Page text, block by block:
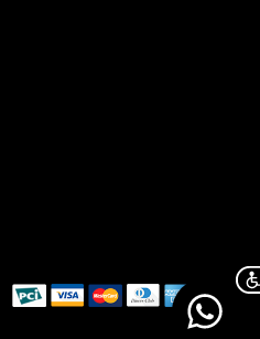
Chat on WhatsApp